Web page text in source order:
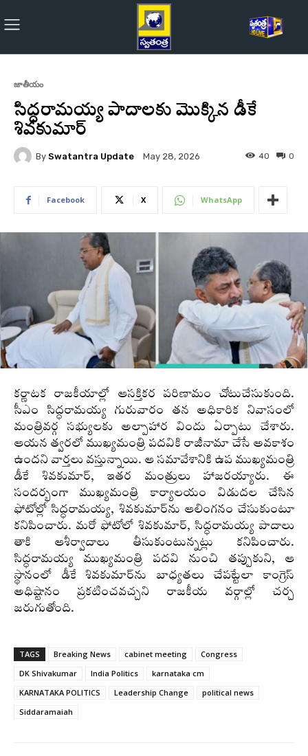
జాతీయం
సిద్ధరామయ్య పాదాలకు మొక్కిన డీకే
శివకుమార్‌
By Swatantra Update May 28, 2026 0
40
Facebook X WhatsApp
కర్ణాటక రాజకీయాల్లో ఆసక్తికర పరిణామం చోటుచేసుకుంది.
సీఎం సిద్ధరామయ్య గురువారం తన అధికారిక నివాసంలో
మంత్రివర్గ సభ్యులకు అల్పాహార విందు ఏర్పాటు చేశారు.
ఆయన త్వరలో ముఖ్యమంత్రి పదవికి రాజీనామా చేసే అవకాశం
ఉందని వార్తలు వస్తున్నాయి. ఆ సమావేశానికి ఉప ముఖ్యమంత్రి
డీకే శివకుమార్‌, ఇతర మంత్రులు హాజరయ్యారు. ఈ
సందర్భంగా ముఖ్యమంత్రి కార్యాలయం విడుదల చేసిన
ఫోటోల్లో సిద్ధరామయ్య, శివకుమార్‌ను ఆలింగనం చేసుకుంటూ
కనిపించారు. మరో ఫోటోలో శివకుమార్, సిద్ధరామయ్య పాదాలు
తాకి ఆశీర్వాదాలు తీసుకుంటున్నట్లు కనిపించారు.
సిద్ధరామయ్య ముఖ్యమంత్రి పదవి నుంచి తప్పుకుని, ఆ
స్థానంలో డీకే శివకుమార్‌ను బాధ్యతలు చేపట్టేలా కాంగ్రెస్
అధిష్టానం ప్రకటించవచ్చని రాజకీయ వర్గాల్లో చర్చ
జరుగుతోంది.
TAGS Breaking News cabinet meeting
Congress
DK Shivakumar
India Politics
karnataka cm
KARNATAKA POLITICS
Leadership Change
political news
Siddaramaiah